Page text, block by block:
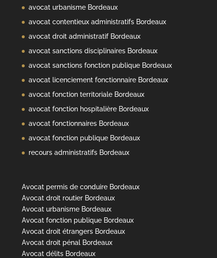
avocat urbanisme Bordeaux
avocat contentieux administratifs Bordeaux
avocat droit administratif Bordeaux
avocat sanctions disciplinaires Bordeaux
avocat sanctions fonction publique Bordeaux
avocat licenciement fonctionnaire Bordeaux
avocat fonction territoriale Bordeaux
avocat fonction hospitalière Bordeaux
avocat fonctionnaires Bordeaux
avocat fonction publique Bordeaux
recours administratifs Bordeaux
Avocat permis de conduire Bordeaux
Avocat droit routier Bordeaux
Avocat urbanisme Bordeaux
Avocat fonction publique Bordeaux
Avocat droit étrangers Bordeaux
Avocat droit pénal Bordeaux
Avocat délits Bordeaux